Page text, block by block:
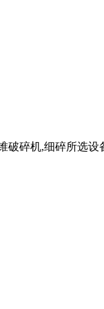
碎机,细碎所选设